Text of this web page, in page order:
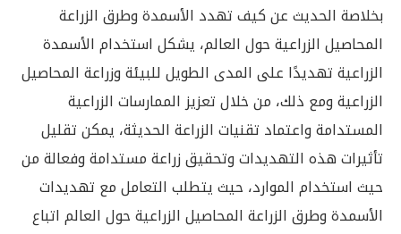
بخلاصة الحديث عن كيف تهدد الأسمدة وطرق الزراعة
المحاصيل الزراعية حول العالم، يشكل استخدام الأسمدة
الزراعية تهديدًا على المدى الطويل للبيئة وزراعة المحاصيل
الزراعية ومع ذلك، من خلال تعزيز الممارسات الزراعية
المستدامة واعتماد تقنيات الزراعة الحديثة، يمكن تقليل
تأثيرات هذه التهديدات وتحقيق زراعة مستدامة وفعالة من
حيث استخدام الموارد، حيث يتطلب التعامل مع تهديدات
الأسمدة وطرق الزراعة المحاصيل الزراعية حول العالم اتباع